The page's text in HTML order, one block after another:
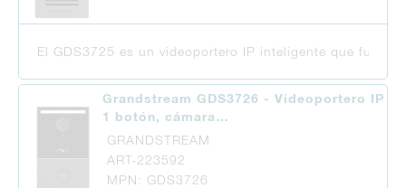
El GDS3725 es un videoportero IP inteligente que
Grandstream GDS3726 - Videoportero IP
1 botón, cámara…
GRANDSTREAM
ART-223592
MPN: GDS3726